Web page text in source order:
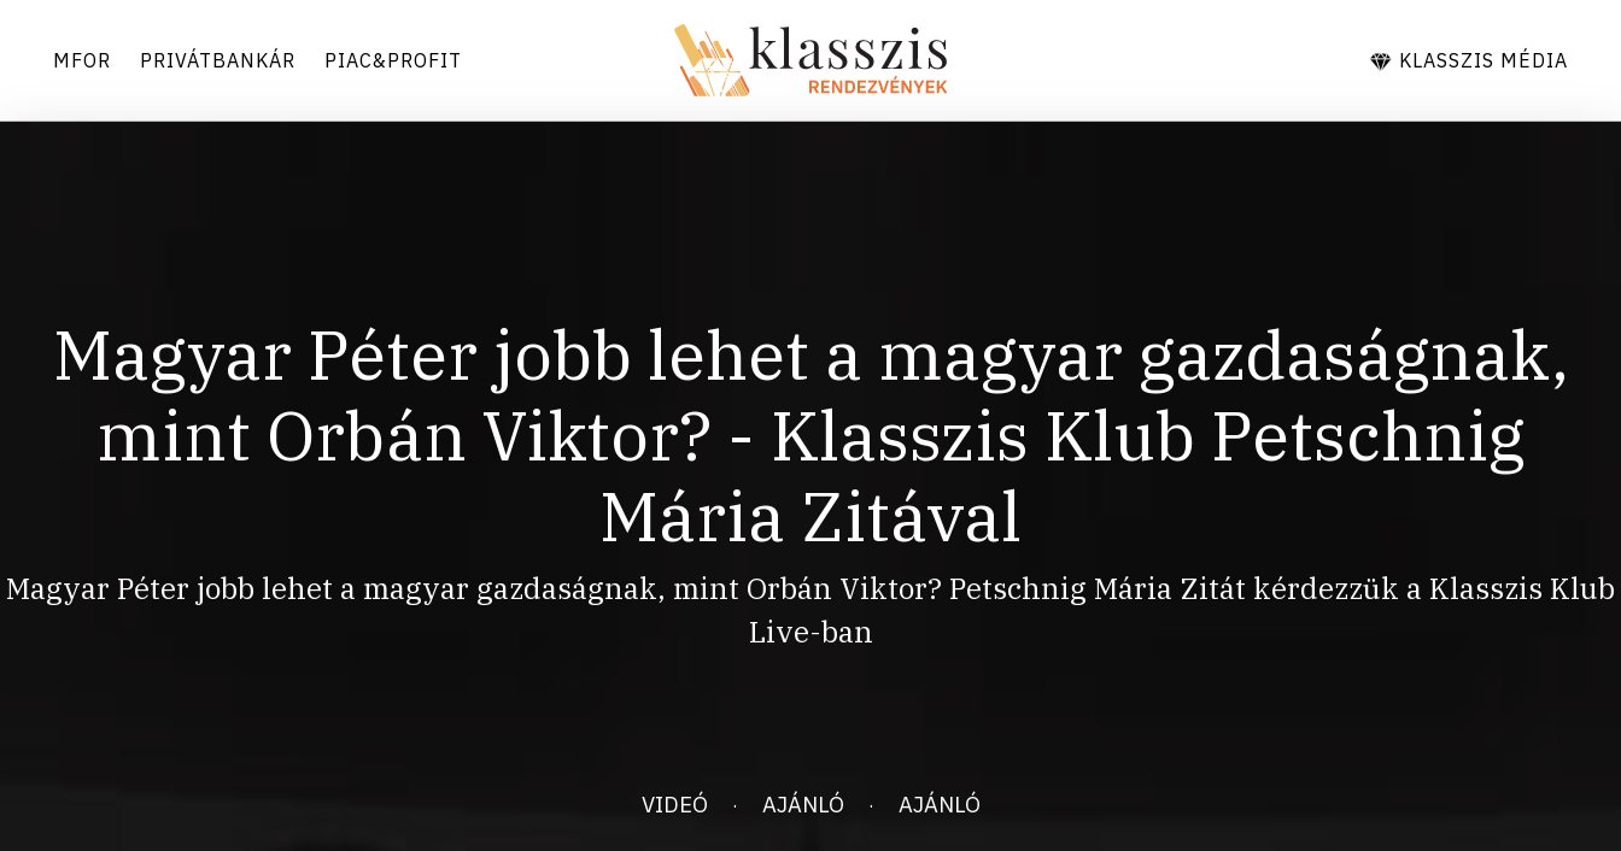
MFOR PRIVÁTBANKÁR PIAC&PROFIT KLASSZIS MÉDIA
Magyar Péter jobb lehet a magyar gazdaságnak,
mint Orbán Viktor? - Klasszis Klub Petschnig
Mária Zitával
Magyar Péter jobb lehet a magyar gazdaságnak, mint Orbán Viktor? Petschnig Mária Zitát kérdezzük a Klasszis Klub
Live-ban
VIDEÓ · AJÁNLÓ · AJÁNLÓ